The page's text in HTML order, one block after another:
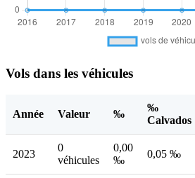
Vols dans les véhicules
Année Valeur ‰
‰
Calvados
2023
0
véhicules
0,00
‰
0,05 ‰